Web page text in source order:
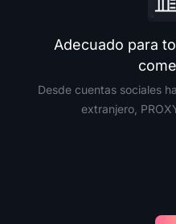
Adecuado para
Desde cuentas sociales
extranjero,